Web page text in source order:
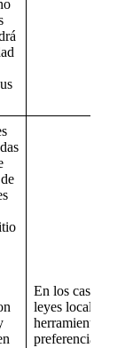
En los casos en
leyes locales
herramientas de
preferencias